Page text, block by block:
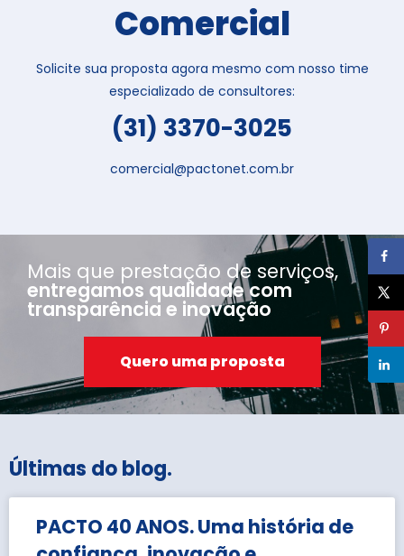
Comercial
Solicite sua proposta agora mesmo com nosso time
especializado de consultores:
(31) 3370-3025
comercial@pactonet.com.br
Mais que prestação de serviços,
entregamos qualidade com
transparência e inovação
Quero uma proposta
Últimas do blog.
PACTO 40 ANOS. Uma história de